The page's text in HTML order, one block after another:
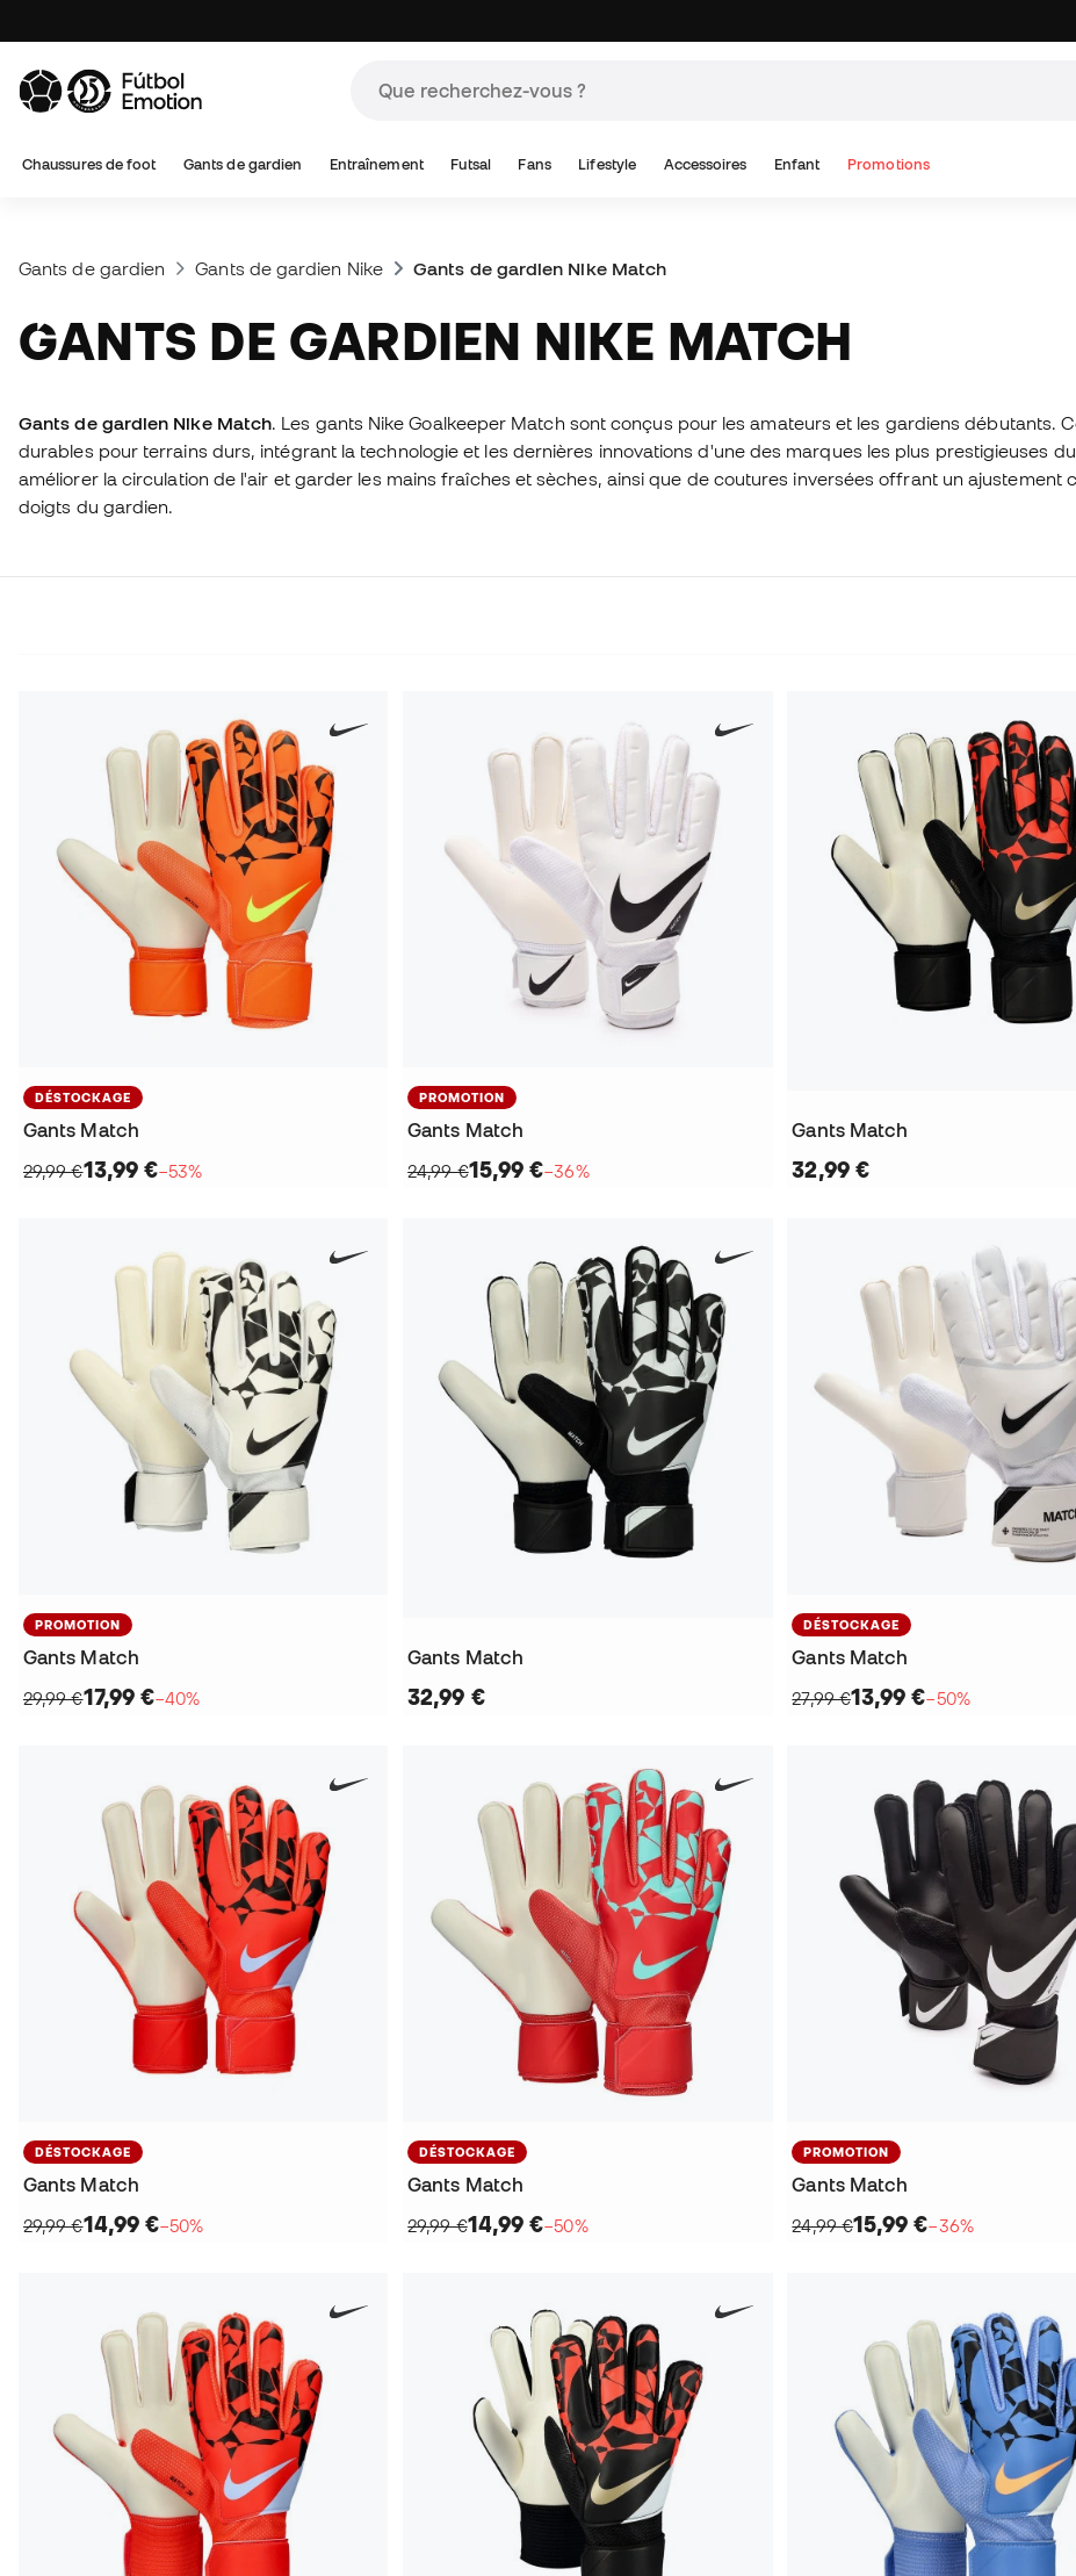
Chaussures de foot Gants de gardien Entraînement Futsal Fans Lifestyle Accessoires Enfant Promotions
Gants de gardien Gants de gardien Nike Gants de gardien Nike Match
GANTS DE GARDIEN NIKE MATCH
Gants de gardien Nike Match. Les gants Nike Goalkeeper Match sont conçus pour les amateurs et les gardiens débutants.
durables pour terrains durs, intégrant la technologie et les dernières innovations d'une des marques les plus prestigieuses
améliorer la circulation de l'air et garder les mains fraîches et sèches, ainsi que de coutures inversées offrant un ajustement
doigts du gardien.
DÉSTOCKAGE
Gants Match
29,99 €13,99 €−53%
PROMOTION
Gants Match
24,99 €15,99 €−36%
Gants Match
32,99 €
PROMOTION
Gants Match
29,99 €17,99 €−40%
Gants Match
32,99 €
DÉSTOCKAGE
Gants Match
27,99 €13,99 €−50%
DÉSTOCKAGE
Gants Match
29,99 €14,99 €−50%
DÉSTOCKAGE
Gants Match
29,99 €14,99 €−50%
PROMOTION
Gants Match
24,99 €15,99 €−36%